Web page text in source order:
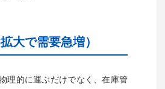
大で需要急増）
理的に運ぶだけでなく、在庫管